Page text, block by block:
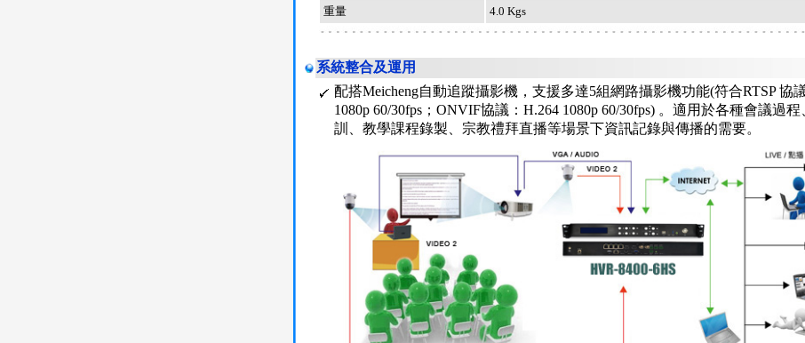
重量
4.0 Kgs
系統整合及運用
配搭Meicheng自動追蹤攝影機，支援多達5組網路攝影機功能(符合RTSP 協
1080p 60/30fps；ONVIF協議：H.264 1080p 60/30fps) 。適用於各種會議過
訓、教學課程錄製、宗教禮拜直播等場景下資訊記錄與傳播的需要。